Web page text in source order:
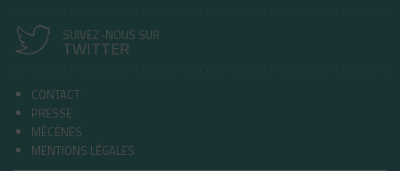
SUIVEZ-NOUS SUR
TWITTER
CONTACT
PRESSE
MÉCÈNES
MENTIONS LÉGALES